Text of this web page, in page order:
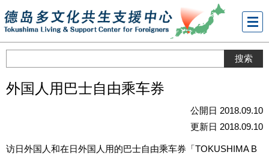
メニ
ュー
外国人用巴士自由乘车券
公開日 2018.09.10
更新日 2018.09.10
访日外国人和在日外国人用的巴士自由乘车券「TOKUSHIMA B